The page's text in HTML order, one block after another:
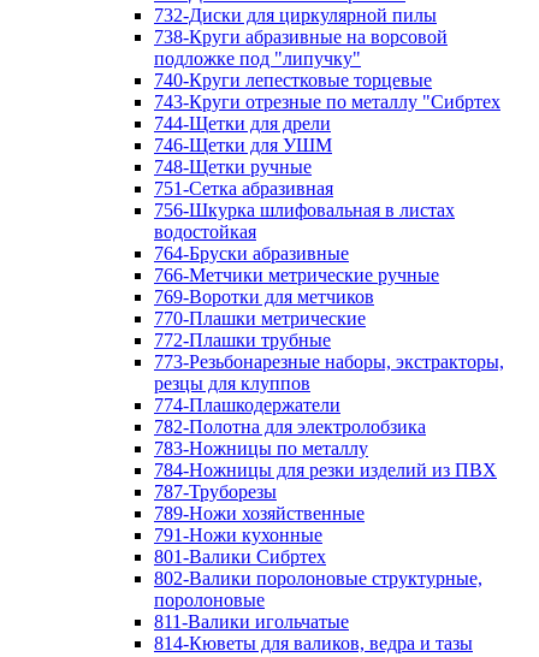
732-Диски для циркулярной пилы
738-Круги абразивные на ворсовой
подложке под "липучку"
740-Круги лепестковые торцевые
743-Круги отрезные по металлу "Сибртех
744-Щетки для дрели
746-Щетки для УШМ
748-Щетки ручные
751-Сетка абразивная
756-Шкурка шлифовальная в листах
водостойкая
764-Бруски абразивные
766-Метчики метрические ручные
769-Воротки для метчиков
770-Плашки метрические
772-Плашки трубные
773-Резьбонарезные наборы, экстракторы,
резцы для клуппов
774-Плашкодержатели
782-Полотна для электролобзика
783-Ножницы по металлу
784-Ножницы для резки изделий из ПВХ
787-Труборезы
789-Ножи хозяйственные
791-Ножи кухонные
801-Валики Сибртех
802-Валики поролоновые структурные,
поролоновые
811-Валики игольчатые
814-Кюветы для валиков, ведра и тазы